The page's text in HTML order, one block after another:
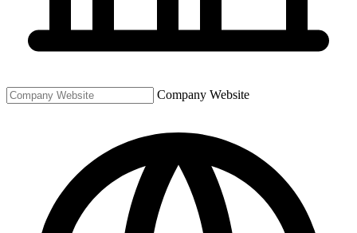
Company Website